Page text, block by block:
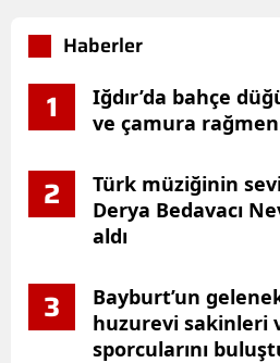
Haberler
1
Iğdır’da bahçe
ve çamura
2
Türk müziğinin
Derya Bedavacı
aldı
3
Bayburt’un
huzurevi sakinleri
sporcularını